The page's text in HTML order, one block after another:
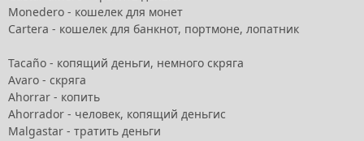
Monedero - кошелек для монет
Cartera - кошелек для банкнот, портмоне, лопатник
Tacaño - копящий деньги, немного скряга
Avaro - скряга
Ahorrar - копить
Ahorrador - человек, копящий деньгис
Malgastar - тратить деньги